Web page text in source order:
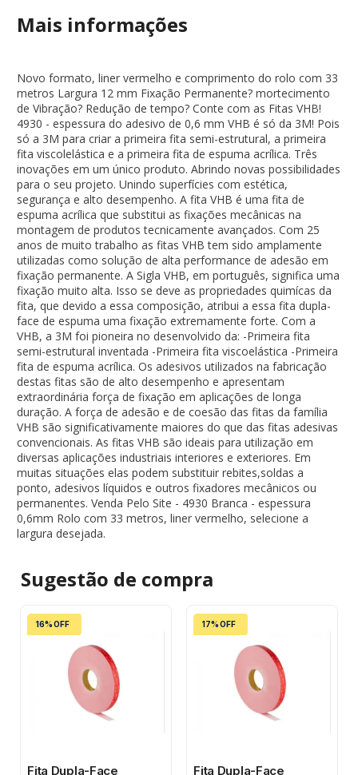
Mais informações
Novo formato, liner vermelho e comprimento do rolo com 33
metros Largura 12 mm Fixação Permanente? mortecimento
de Vibração? Redução de tempo? Conte com as Fitas VHB!
4930 - espessura do adesivo de 0,6 mm VHB é só da 3M! Pois
só a 3M para criar a primeira fita semi-estrutural, a primeira
fita viscolelástica e a primeira fita de espuma acrílica. Três
inovações em um único produto. Abrindo novas possibilidades
para o seu projeto. Unindo superfícies com estética,
segurança e alto desempenho. A fita VHB é uma fita de
espuma acrílica que substitui as fixações mecânicas na
montagem de produtos tecnicamente avançados. Com 25
anos de muito trabalho as fitas VHB tem sido amplamente
utilizadas como solução de alta performance de adesão em
fixação permanente. A Sigla VHB, em português, significa uma
fixação muito alta. Isso se deve as propriedades quimícas da
fita, que devido a essa composição, atribui a essa fita dupla-
face de espuma uma fixação extremamente forte. Com a
VHB, a 3M foi pioneira no desenvolvido da: -Primeira fita
semi-estrutural inventada -Primeira fita viscoelástica -Primeira
fita de espuma acrílica. Os adesivos utilizados na fabricação
destas fitas são de alto desempenho e apresentam
extraordinária força de fixação em aplicações de longa
duração. A força de adesão e de coesão das fitas da família
VHB são significativamente maiores do que das fitas adesivas
convencionais. As fitas VHB são ideais para utilização em
diversas aplicações industriais interiores e exteriores. Em
muitas situações elas podem substituir rebites,soldas a
ponto, adesivos líquidos e outros fixadores mecânicos ou
permanentes. Venda Pelo Site - 4930 Branca - espessura
0,6mm Rolo com 33 metros, liner vermelho, selecione a
largura desejada.
Sugestão de compra
16% OFF
Fita Dupla-Face
17% OFF
Fita Dupla-Face